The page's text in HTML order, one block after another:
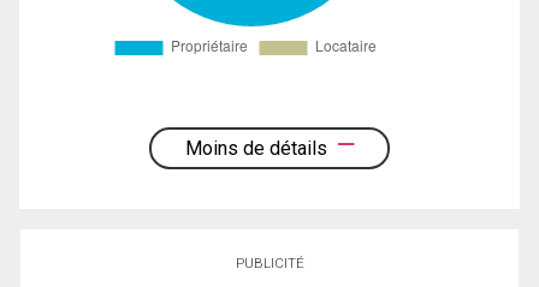
Moins de détails
PUBLICITÉ